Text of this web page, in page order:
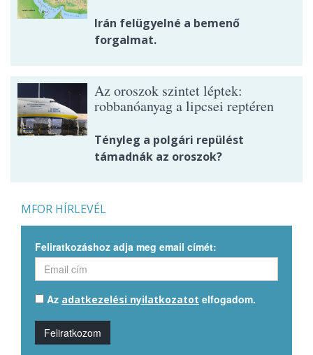
Irán felügyelné a bemenő
forgalmat.
Az oroszok szintet léptek:
robbanóanyag a lipcsei reptéren
Tényleg a polgári repülést
támadnák az oroszok?
MFOR HÍRLEVÉL
Feliratkozáshoz adja meg email címét:
Az adatkezelési nyilatkozatot elfogadom.
Feliratkozom